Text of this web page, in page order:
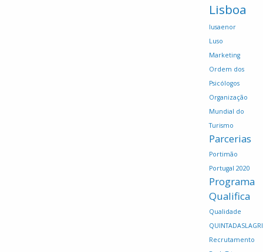
Lisboa
lusaenor
Luso
Marketing
Ordem dos
Psicólogos
Organização
Mundial do
Turismo
Parcerias
Portimão
Portugal 2020
Programa
Qualifica
Qualidade
Recrutamento